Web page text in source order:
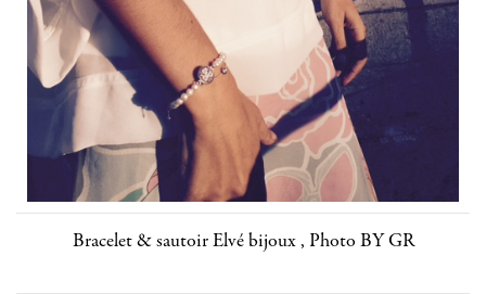
Bracelet & sautoir Elvé bijoux , Photo BY GR